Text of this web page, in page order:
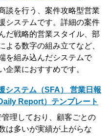
談を行う、案件攻略型営業
システムです。詳細の案件
だ戦略的営業スタイル、部
よる数字の組み立てなど、
を組み込んだシステムで
企業におすすめです。
システム（SFA） 営業日報
Report）テンプレート
管理しており、顧客ごとの
は多いが実績が上がらな